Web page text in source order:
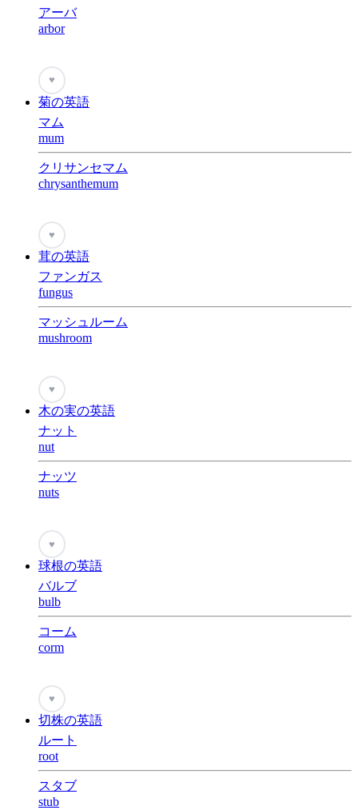
アーバ
arbor
♥
菊の英語
マム
mum
クリサンセマム
chrysanthemum
♥
茸の英語
ファンガス
fungus
マッシュルーム
mushroom
♥
木の実の英語
ナット
nut
ナッツ
nuts
♥
球根の英語
バルブ
bulb
コーム
corm
♥
切株の英語
ルート
root
スタブ
stub